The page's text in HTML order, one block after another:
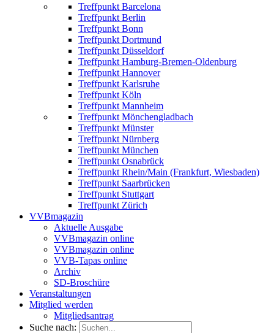
Treffpunkt Barcelona
Treffpunkt Berlin
Treffpunkt Bonn
Treffpunkt Dortmund
Treffpunkt Düsseldorf
Treffpunkt Hamburg-Bremen-Oldenburg
Treffpunkt Hannover
Treffpunkt Karlsruhe
Treffpunkt Köln
Treffpunkt Mannheim
Treffpunkt Mönchengladbach
Treffpunkt Münster
Treffpunkt Nürnberg
Treffpunkt München
Treffpunkt Osnabrück
Treffpunkt Rhein/Main (Frankfurt, Wiesbaden)
Treffpunkt Saarbrücken
Treffpunkt Stuttgart
Treffpunkt Zürich
VVBmagazin
Aktuelle Ausgabe
VVBmagazin online
VVBmagazin online
VVB-Tapas online
Archiv
SD-Broschüre
Veranstaltungen
Mitglied werden
Mitgliedsantrag
Suche nach: